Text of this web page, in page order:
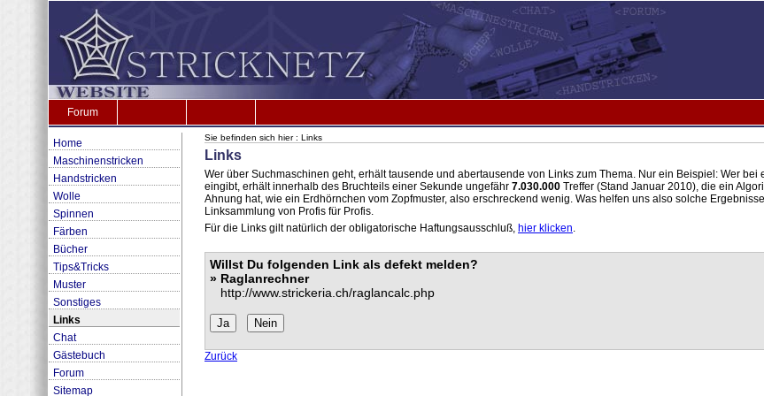
Forum
Home
Maschinenstricken
Handstricken
Wolle
Spinnen
Färben
Bücher
Tips&Tricks
Muster
Sonstiges
Links
Chat
Gästebuch
Forum
Sitemap
Sie befinden sich hier : Links
Links
Wer über Suchmaschinen geht, erhält tausende und abertausende von Links zum Thema. Nur ein Beispiel: Wer
eingibt, erhält innerhalb des Bruchteils einer Sekunde ungefähr 7.030.000 Treffer (Stand Januar 2010), die ein
Ahnung hat, wie ein Erdhörnchen vom Zopfmuster, also erschreckend wenig. Was helfen uns also solche
Linksammlung von Profis für Profis.
Für die Links gilt natürlich der obligatorische Haftungsausschluß, hier klicken.
Willst Du folgenden Link als defekt melden?
» Raglanrechner
http://www.strickeria.ch/raglancalc.php
Zurück